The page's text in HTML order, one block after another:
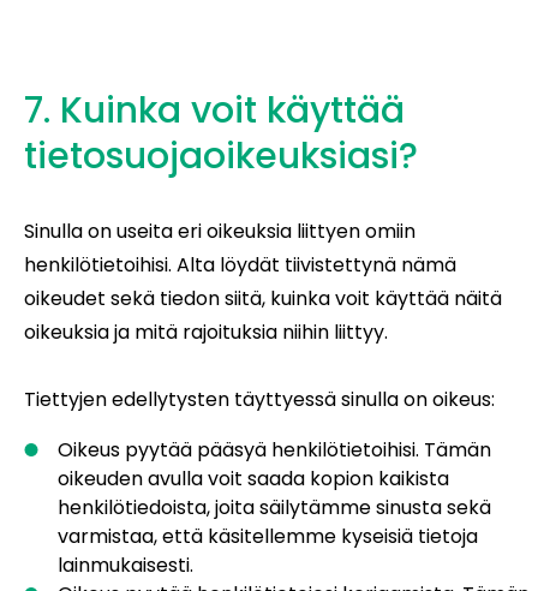
7. Kuinka voit käyttää
tietosuojaoikeuksiasi?
Sinulla on useita eri oikeuksia liittyen omiin
henkilötietoihisi. Alta löydät tiivistettynä nämä
oikeudet sekä tiedon siitä, kuinka voit käyttää näitä
oikeuksia ja mitä rajoituksia niihin liittyy.
Tiettyjen edellytysten täyttyessä sinulla on oikeus:
Oikeus pyytää pääsyä henkilötietoihisi. Tämän
oikeuden avulla voit saada kopion kaikista
henkilötiedoista, joita säilytämme sinusta sekä
varmistaa, että käsitellemme kyseisiä tietoja
lainmukaisesti.